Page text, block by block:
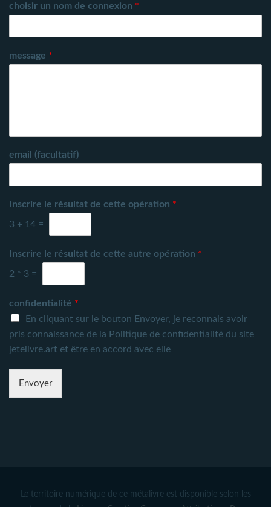
choisir un nom de connexion *
message *
email (facultatif)
Inscrire le résultat de cette opération *
3 + 14 =
Inscrire le résultat de cette autre opération *
2 * 3 =
confidentialité *
En cliquant sur le bouton Envoyer, je reconnais avoir
pris connaissance de la Politique de confidentialité du site
jetelivre.art et être en accord avec elle
Envoyer
Le territoire numérique de ce métalivre est disponible selon les